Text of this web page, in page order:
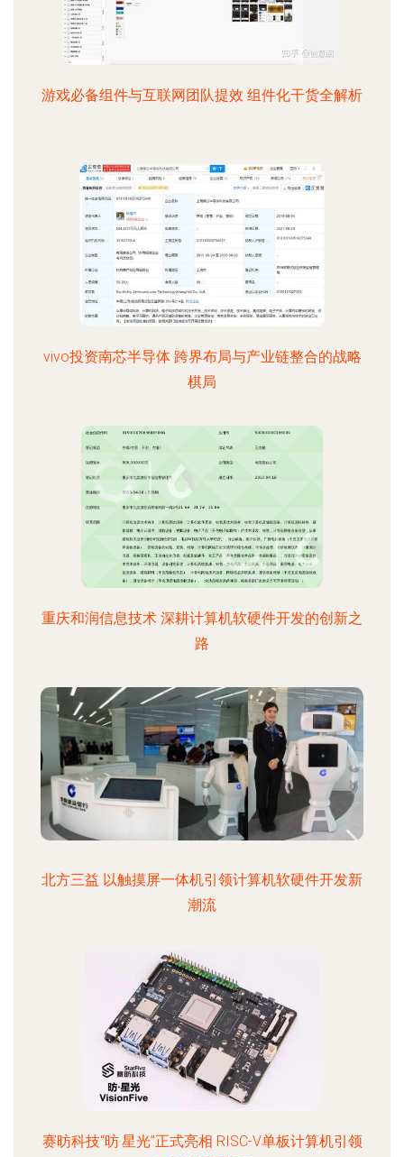
游戏必备组件与互联网团队提效 组件化干货全解析
vivo投资南芯半导体 跨界布局与产业链整合的战略
棋局
重庆和润信息技术 深耕计算机软硬件开发的创新之
路
北方三益 以触摸屏一体机引领计算机软硬件开发新
潮流
赛昉科技“昉·星光”正式亮相 RISC-V单板计算机引领